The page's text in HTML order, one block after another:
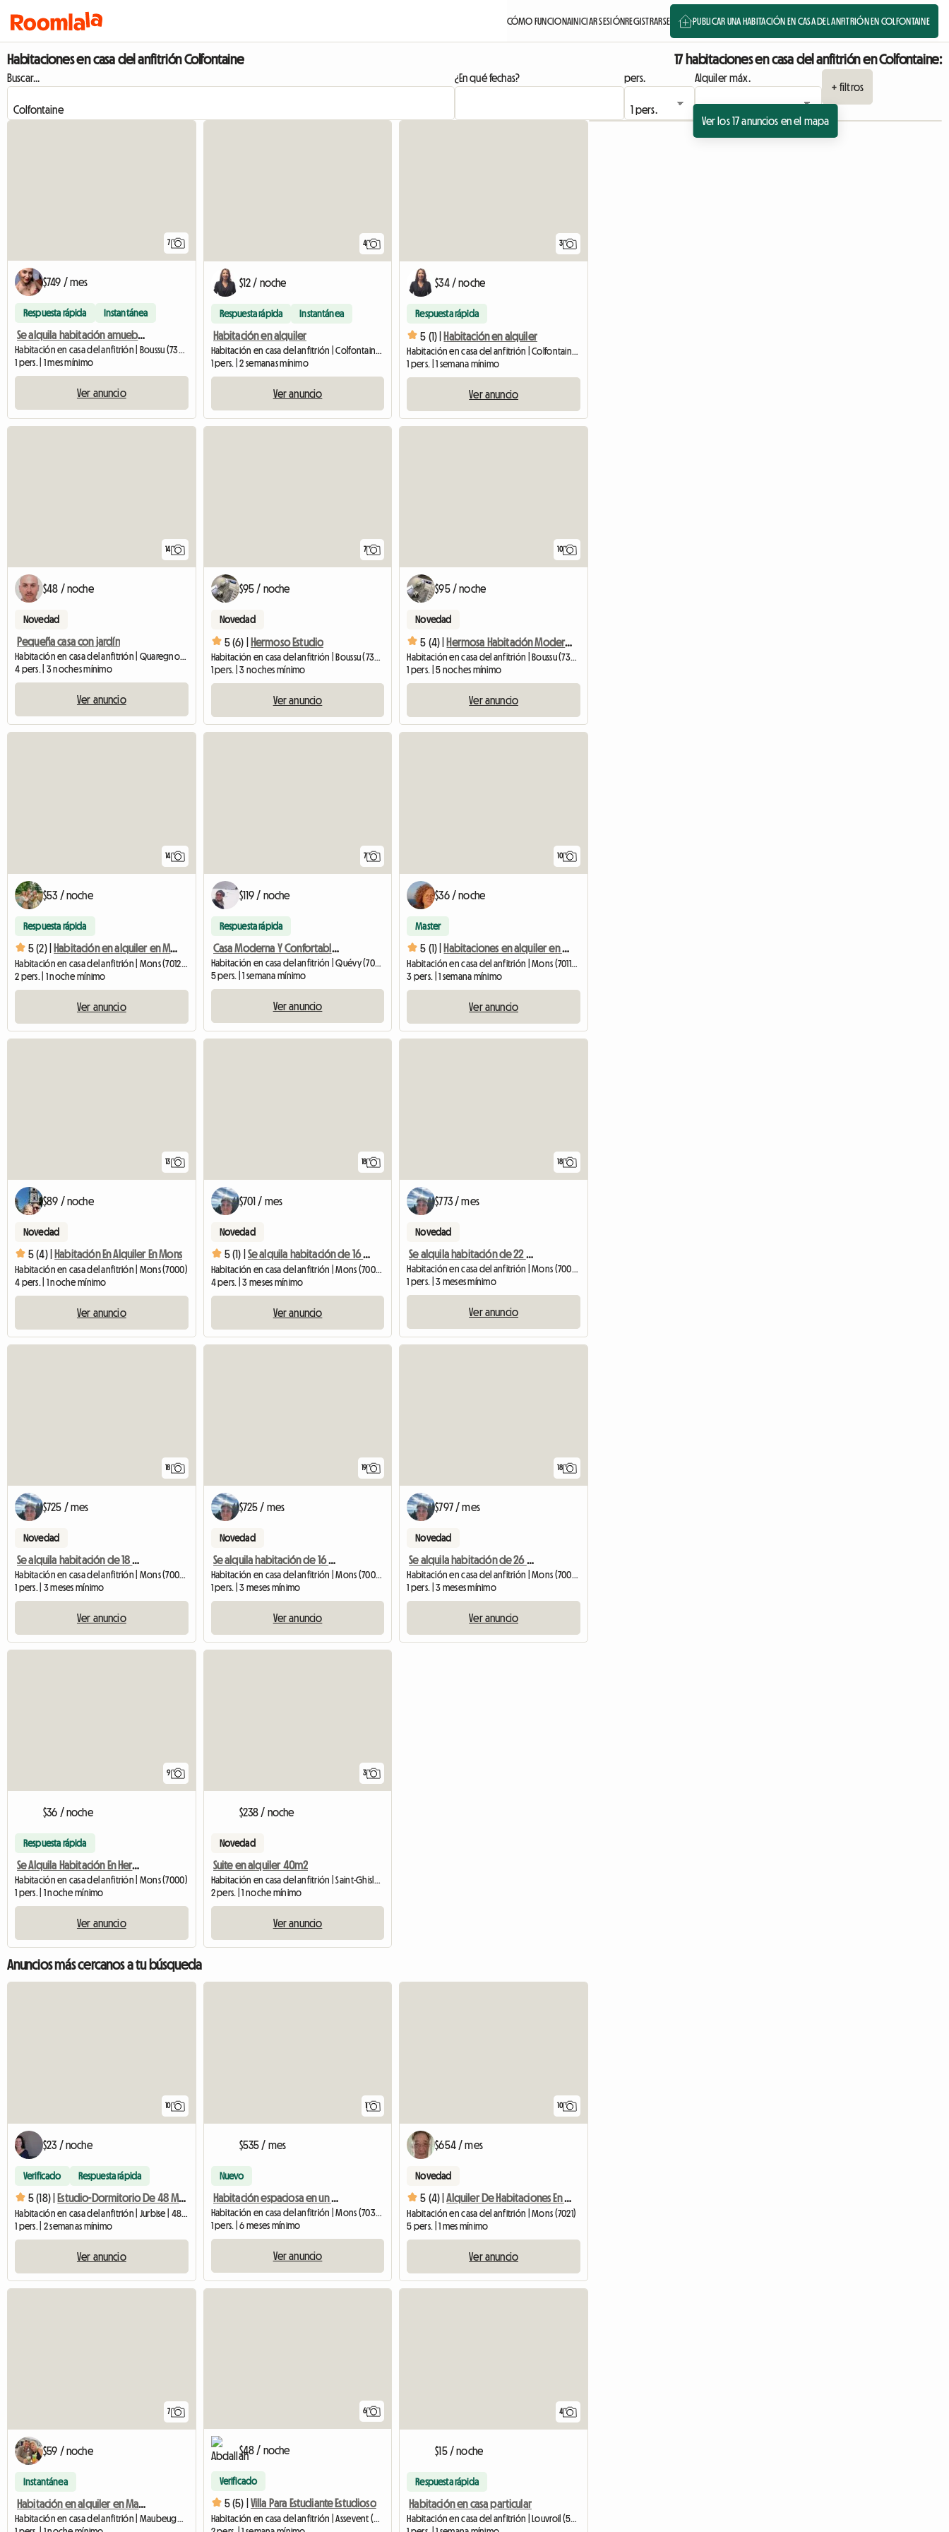
CÓMO FUNCIONAINICIAR SESIÓNREGISTRARSE PUBLICAR UNA HABITACIÓN EN CASA DEL ANFITRIÓN EN COLFONTAINE
Habitaciones en casa del anfitrión Colfontaine 17 habitaciones en casa del anfitrión en Colfontaine:
Buscar... ¿En qué fechas? pers.
Alquiler máx.
+ filtros
Ver los 17 anuncios en el mapa
7
$749 / mes
Respuesta rápida Instantánea
Se alquila habitación amueblada
Habitación en casa del anfitrión | Boussu (7301) | 20 M2
1 pers. | 1 mes mínimo
Ver anuncio
4
$12 / noche
Respuesta rápida Instantánea
Habitación en alquiler
Habitación en casa del anfitrión | Colfontaine (7340) | 20 M2
1 pers. | 2 semanas mínimo
Ver anuncio
3
$34 / noche
Respuesta rápida
5 (1) | Habitación en alquiler
Habitación en casa del anfitrión | Colfontaine (7340) | 40 M2
1 pers. | 1 semana mínimo
Ver anuncio
14
$48 / noche
Novedad
Pequeña casa con jardín
Habitación en casa del anfitrión | Quaregnon (7390) | 60 M2
4 pers. | 3 noches mínimo
Ver anuncio
7
$95 / noche
Novedad
5 (6) | Hermoso Estudio
Habitación en casa del anfitrión | Boussu (7300) | 22 M2
1 pers. | 3 noches mínimo
Ver anuncio
10
$95 / noche
Novedad
5 (4) | Hermosa Habitación Moderna Y Amoblada
Habitación en casa del anfitrión | Boussu (7300) | 25 M2
1 pers. | 5 noches mínimo
Ver anuncio
14
$53 / noche
Respuesta rápida
5 (2) | Habitación en alquiler en Mons.
2 pers. | 1 noche mínimo
Ver anuncio
7
$119 / noche
Respuesta rápida
Casa Moderna Y Confortable Cerca De Mons, Cerca De
Habitación en casa del anfitrión | Quévy (7040)
5 pers. | 1 semana mínimo
Ver anuncio
10
$36 / noche
Master
5 (1) | Habitaciones en alquiler en un apartamento, Pairidaiza, Mons, Ath
Habitación en casa del anfitrión | Mons (7011) | 100 M2
3 pers. | 1 semana mínimo
Ver anuncio
13
$89 / noche
Novedad
5 (4) | Habitación En Alquiler En Mons
Habitación en casa del anfitrión | Mons (7000)
4 pers. | 1 noche mínimo
Ver anuncio
18
$701 / mes
Novedad
5 (1) | Se alquila habitación de 16 M2 en hermoso piso compartido grande
Habitación en casa del anfitrión | Mons (7000) | 16 M2
4 pers. | 3 meses mínimo
Ver anuncio
18
$773 / mes
Novedad
Se alquila habitación de 22 M2 en hermoso piso compartido grande
Habitación en casa del anfitrión | Mons (7000) | 25 M2
1 pers. | 3 meses mínimo
Ver anuncio
18
$725 / mes
Novedad
Se alquila habitación de 18 M2 en hermoso piso compartido grande
Habitación en casa del anfitrión | Mons (7000) | 18 M2
1 pers. | 3 meses mínimo
Ver anuncio
19
$725 / mes
Novedad
Se alquila habitación de 16 M2 en hermoso piso compartido grande
Habitación en casa del anfitrión | Mons (7000) | 16 M2
1 pers. | 3 meses mínimo
Ver anuncio
18
$797 / mes
Novedad
Se alquila habitación de 26 M2 en hermoso piso compartido grande
Habitación en casa del anfitrión | Mons (7000) | 26 M2
1 pers. | 3 meses mínimo
Ver anuncio
9
$36 / noche
Respuesta rápida
Se Alquila Habitación En Hermoso Apartamento
Habitación en casa del anfitrión | Mons (7000)
1 pers. | 1 noche mínimo
Ver anuncio
3
$238 / noche
Novedad
Suite en alquiler 40m2
Habitación en casa del anfitrión | Saint-Ghislain (7334)
2 pers. | 1 noche mínimo
Ver anuncio
Anuncios más cercanos a tu búsqueda
10
$23 / noche
Verificado Respuesta rápida
5 (18) | Estudio-Dormitorio De 48 M² - Cerca De Pairi Daiza (11kms)
1 pers. | 2 semanas mínimo
Ver anuncio
1
$535 / mes
Nuevo
Habitación espaciosa en un edificio antiguo
Habitación en casa del anfitrión | Mons (7034) | 40 M2
1 pers. | 6 meses mínimo
Ver anuncio
10
$654 / mes
Novedad
5 (4) | Alquiler De Habitaciones En Magnífica Propiedad En Mons
Habitación en casa del anfitrión | Mons (7021)
5 pers. | 1 mes mínimo
Ver anuncio
7
$59 / noche
Instantánea
Habitación en alquiler en Maubeuge cerca del centro de la ciudad.
Habitación en casa del anfitrión | Maubeuge (59600) | 14 M2
6
$48 / noche
Verificado
5 (5) | Villa Para Estudiante Estudioso
Habitación en casa del anfitrión | Assevent (59600)
4
$15 / noche
Respuesta rápida
Habitación en casa particular
Habitación en casa del anfitrión | Louvroil (59720) | 12 M2